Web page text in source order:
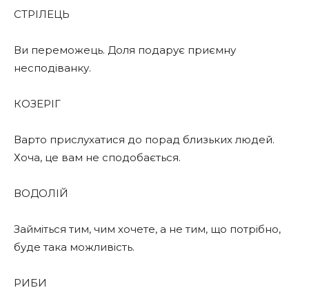
СТРІЛЕЦЬ
Ви переможець. Доля подарує приємну
несподіванку.
КОЗЕРІГ
Варто прислухатися до порад близьких людей.
Хоча, це вам не сподобається.
ВОДОЛІЙ
Займіться тим, чим хочете, а не тим, що потрібно,
буде така можливість.
РИБИ